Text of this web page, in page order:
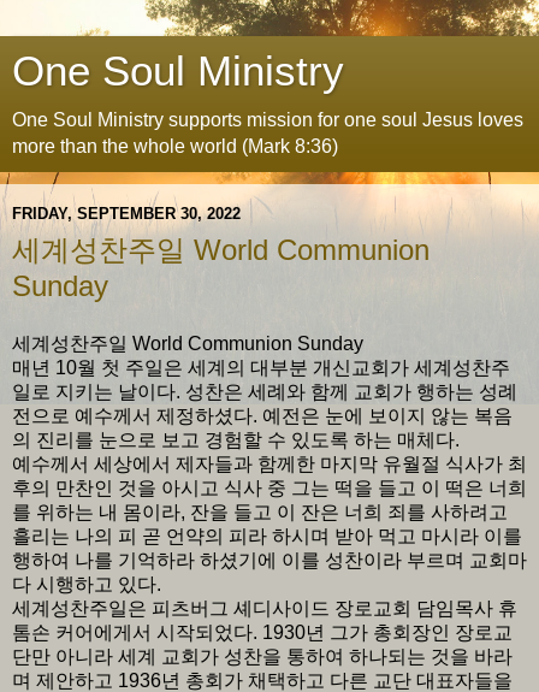
One Soul Ministry
One Soul Ministry supports mission for one soul Jesus loves
more than the whole world (Mark 8:36)
FRIDAY, SEPTEMBER 30, 2022
세계성찬주일 World Communion
Sunday
세계성찬주일 World Communion Sunday
매년 10월 첫 주일은 세계의 대부분 개신교회가 세계성찬주
일로 지키는 날이다. 성찬은 세례와 함께 교회가 행하는 성례
전으로 예수께서 제정하셨다. 예전은 눈에 보이지 않는 복음
의 진리를 눈으로 보고 경험할 수 있도록 하는 매체다.
예수께서 세상에서 제자들과 함께한 마지막 유월절 식사가 최
후의 만찬인 것을 아시고 식사 중 그는 떡을 들고 이 떡은 너희
를 위하는 내 몸이라, 잔을 들고 이 잔은 너희 죄를 사하려고
흘리는 나의 피 곧 언약의 피라 하시며 받아 먹고 마시라 이를
행하여 나를 기억하라 하셨기에 이를 성찬이라 부르며 교회마
다 시행하고 있다.
세계성찬주일은 피츠버그 셰디사이드 장로교회 담임목사 휴
톰손 커어에게서 시작되었다. 1930년 그가 총회장인 장로교
단만 아니라 세계 교회가 성찬을 통하여 하나되는 것을 바라
며 제안하고 1936년 총회가 채택하고 다른 교단 대표자들을